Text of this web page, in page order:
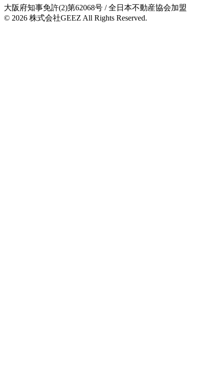
大阪府知事免許(2)第62068号 / 全日本不動産協会加盟
© 2026 株式会社GEEZ All Rights Reserved.